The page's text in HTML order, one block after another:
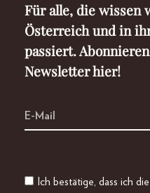
Für alle, die wissen
Österreich und in
passiert.
Newsletter hier!
Ich bestätige, dass ich die